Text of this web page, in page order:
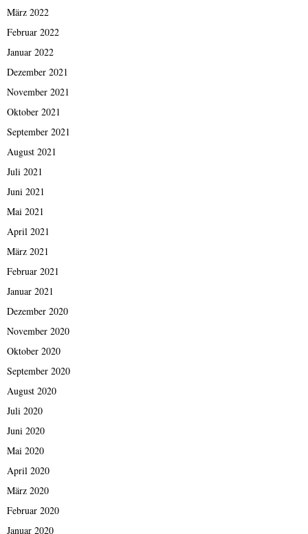
März 2022
Februar 2022
Januar 2022
Dezember 2021
November 2021
Oktober 2021
September 2021
August 2021
Juli 2021
Juni 2021
Mai 2021
April 2021
März 2021
Februar 2021
Januar 2021
Dezember 2020
November 2020
Oktober 2020
September 2020
August 2020
Juli 2020
Juni 2020
Mai 2020
April 2020
März 2020
Februar 2020
Januar 2020